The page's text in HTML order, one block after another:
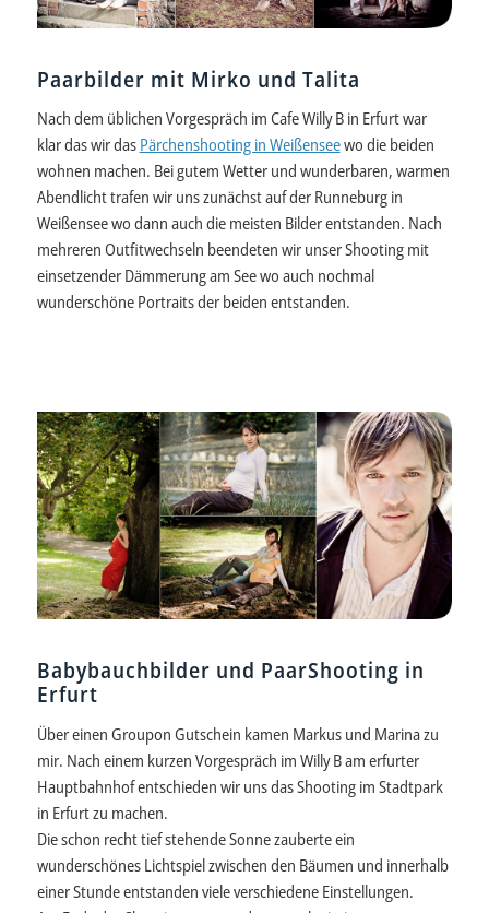
Paarbilder mit Mirko und Talita
Nach dem üblichen Vorgespräch im Cafe Willy B in Erfurt war
klar das wir das Pärchenshooting in Weißenseewo die beiden
wohnen machen. Bei gutem Wetter und wunderbaren, warmen
Abendlicht trafen wir uns zunächst auf der Runneburg in
Weißensee wo dann auch die meisten Bilder entstanden. Nach
mehreren Outfitwechseln beendeten wir unser Shooting mit
einsetzender Dämmerung am See wo auch nochmal
wunderschöne Portraits der beiden entstanden.
Babybauchbilder und PaarShooting in
Erfurt
Über einen Groupon Gutschein kamen Markus und Marina zu
mir. Nach einem kurzen Vorgespräch im Willy B am erfurter
Hauptbahnhof entschieden wir uns das Shooting im Stadtpark
in Erfurt zu machen.
Die schon recht tief stehende Sonne zauberte ein
wunderschönes Lichtspiel zwischen den Bäumen und innerhalb
einer Stunde entstanden viele verschiedene Einstellungen.